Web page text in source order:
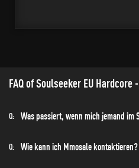
FAQ of Soulseeker EU Hardcore
Q: Was passiert, wenn mich jemand im
Q: Wie kann ich Mmosale kontaktieren?